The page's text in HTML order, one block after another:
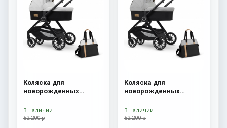
Коляска для
новорожденных
сумка Sahara
52 200 р
В наличии
Коляска для
новорожденных
сумка Grey
52 200 р
В наличии